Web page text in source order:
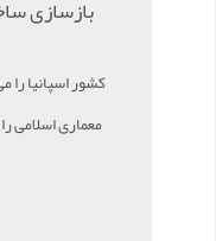
بازسازی
کشور اسپانیا را
معماری اسلامی